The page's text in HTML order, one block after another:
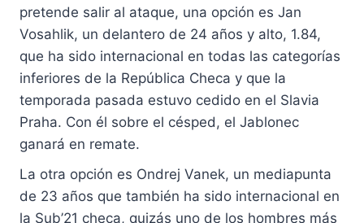
pretende salir al ataque, una opción es Jan
Vosahlik, un delantero de 24 años y alto, 1.84,
que ha sido internacional en todas las categorías
inferiores de la República Checa y que la
temporada pasada estuvo cedido en el Slavia
Praha. Con él sobre el césped, el Jablonec
ganará en remate.
La otra opción es Ondrej Vanek, un mediapunta
de 23 años que también ha sido internacional en
la Sub’21 checa, quizás uno de los hombres más